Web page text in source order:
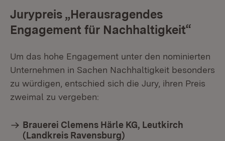
Jurypreis „Herausragendes
Engagement für Nachhaltigkeit“
Um das hohe Engagement unter den nominierten
Unternehmen in Sachen Nachhaltigkeit besonders
zu würdigen, entschied sich die Jury, ihren Preis
zweimal zu vergeben:
Brauerei Clemens Härle KG, Leutkirch
(Landkreis Ravensburg)